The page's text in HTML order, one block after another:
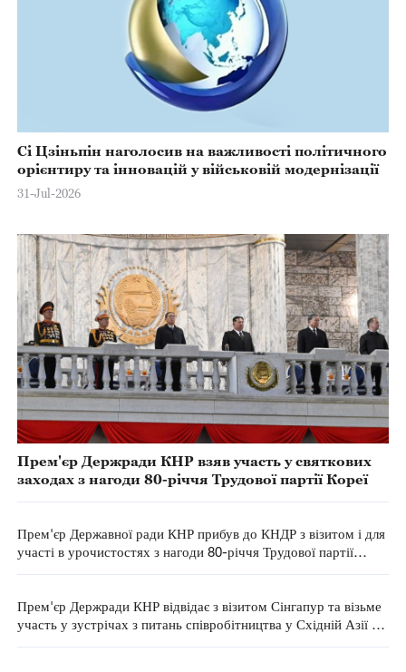
Сі Цзіньпін наголосив на важливості політичного
орієнтиру та інновацій у військовій модернізації
31-Jul-2026
Прем'єр Держради КНР взяв участь у святкових
заходах з нагоди 80-річчя Трудової партії Кореї
Прем'єр Державної ради КНР прибув до КНДР з візитом і для
участі в урочистостях з нагоди 80-річчя Трудової партії
Прем'єр Держради КНР відвідає з візитом Сінгапур та візьме
участь у зустрічах з питань співробітництва у Східній Азії у